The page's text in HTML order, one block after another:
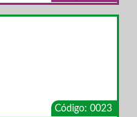
Código: 0023